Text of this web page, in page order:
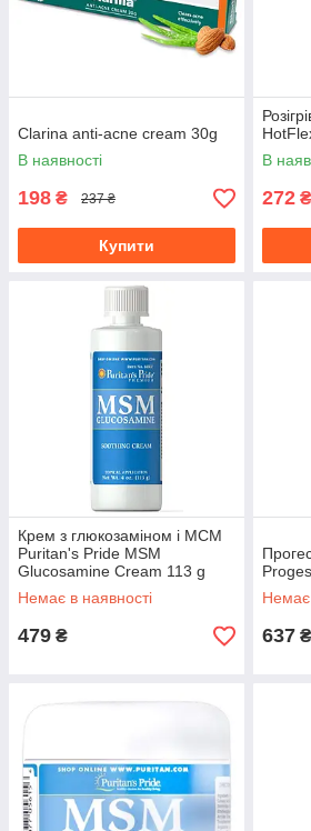
Clarina anti-acne cream 30g
В наявності
198 ₴ 237 ₴
Купити
В
272 ₴
Крем з глюкозаміном і МСМ
Puritan's Pride MSM
Glucosamine Cream 113 g
Немає в наявності
479 ₴
Немає
637 ₴